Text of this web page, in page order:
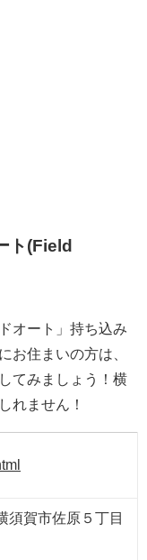
ト(Field
オート」持ち込み
お住まいの方は、
てみましょう！横
れません！
須賀市佐原５丁目